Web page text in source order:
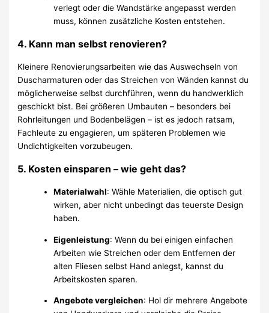
verlegt oder die Wandstärke angepasst werden
muss, können zusätzliche Kosten entstehen.
4. Kann man selbst renovieren?
Kleinere Renovierungsarbeiten wie das Auswechseln von
Duscharmaturen oder das Streichen von Wänden kannst du
möglicherweise selbst durchführen, wenn du handwerklich
geschickt bist. Bei größeren Umbauten – besonders bei
Rohrleitungen und Bodenbelägen – ist es jedoch ratsam,
Fachleute zu engagieren, um späteren Problemen wie
Undichtigkeiten vorzubeugen.
5. Kosten einsparen – wie geht das?
Materialwahl: Wähle Materialien, die optisch gut
wirken, aber nicht unbedingt das teuerste Design
haben.
Eigenleistung: Wenn du bei einigen einfachen
Arbeiten wie Streichen oder dem Entfernen der
alten Fliesen selbst Hand anlegst, kannst du
Arbeitskosten sparen.
Angebote vergleichen: Hol dir mehrere Angebote